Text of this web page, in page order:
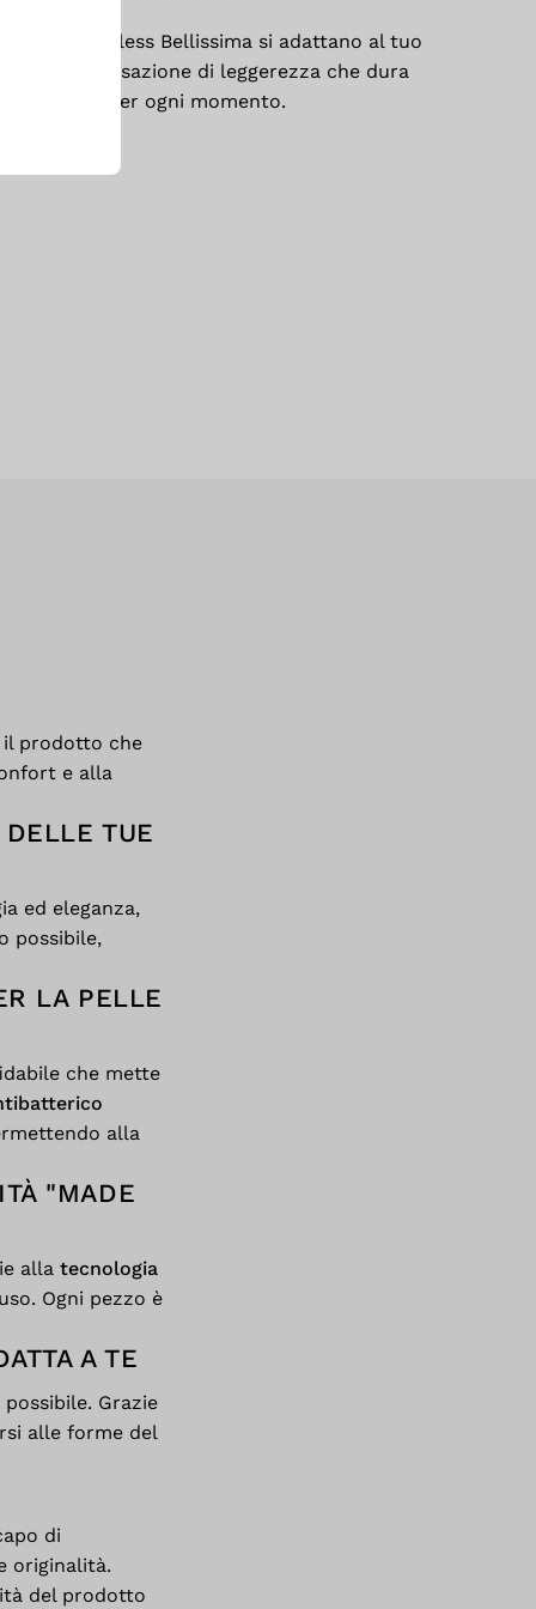
i capi seamless Bellissima si adattano al tuo
una sensazione di leggerezza che dura
Ideali per ogni momento.
il prodotto che
e alla
TUE
ed eleganza,
possibile,
LA PELLE
che mette
alla
"MADE
alla tecnologia
Ogni pezzo è
A TE
Grazie
alle forme del
di
originalità.
del prodotto